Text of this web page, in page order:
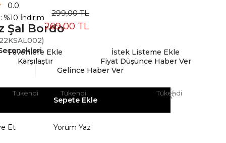
Şal Bordo
0.0
: %10 İndirim 299,00 TL
269,00 TL
Tükendi Tükendi Tükendi
Favorilere Ekle
İstek Listeme Ekle
Karşılaştır
Fiyat Düşünce Haber Ver
Gelince Haber Ver
Et Yorum Yaz